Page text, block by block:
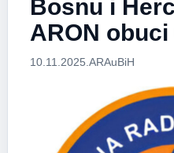
Bosnu i
ARON
10.11.2025. ARAuBiH